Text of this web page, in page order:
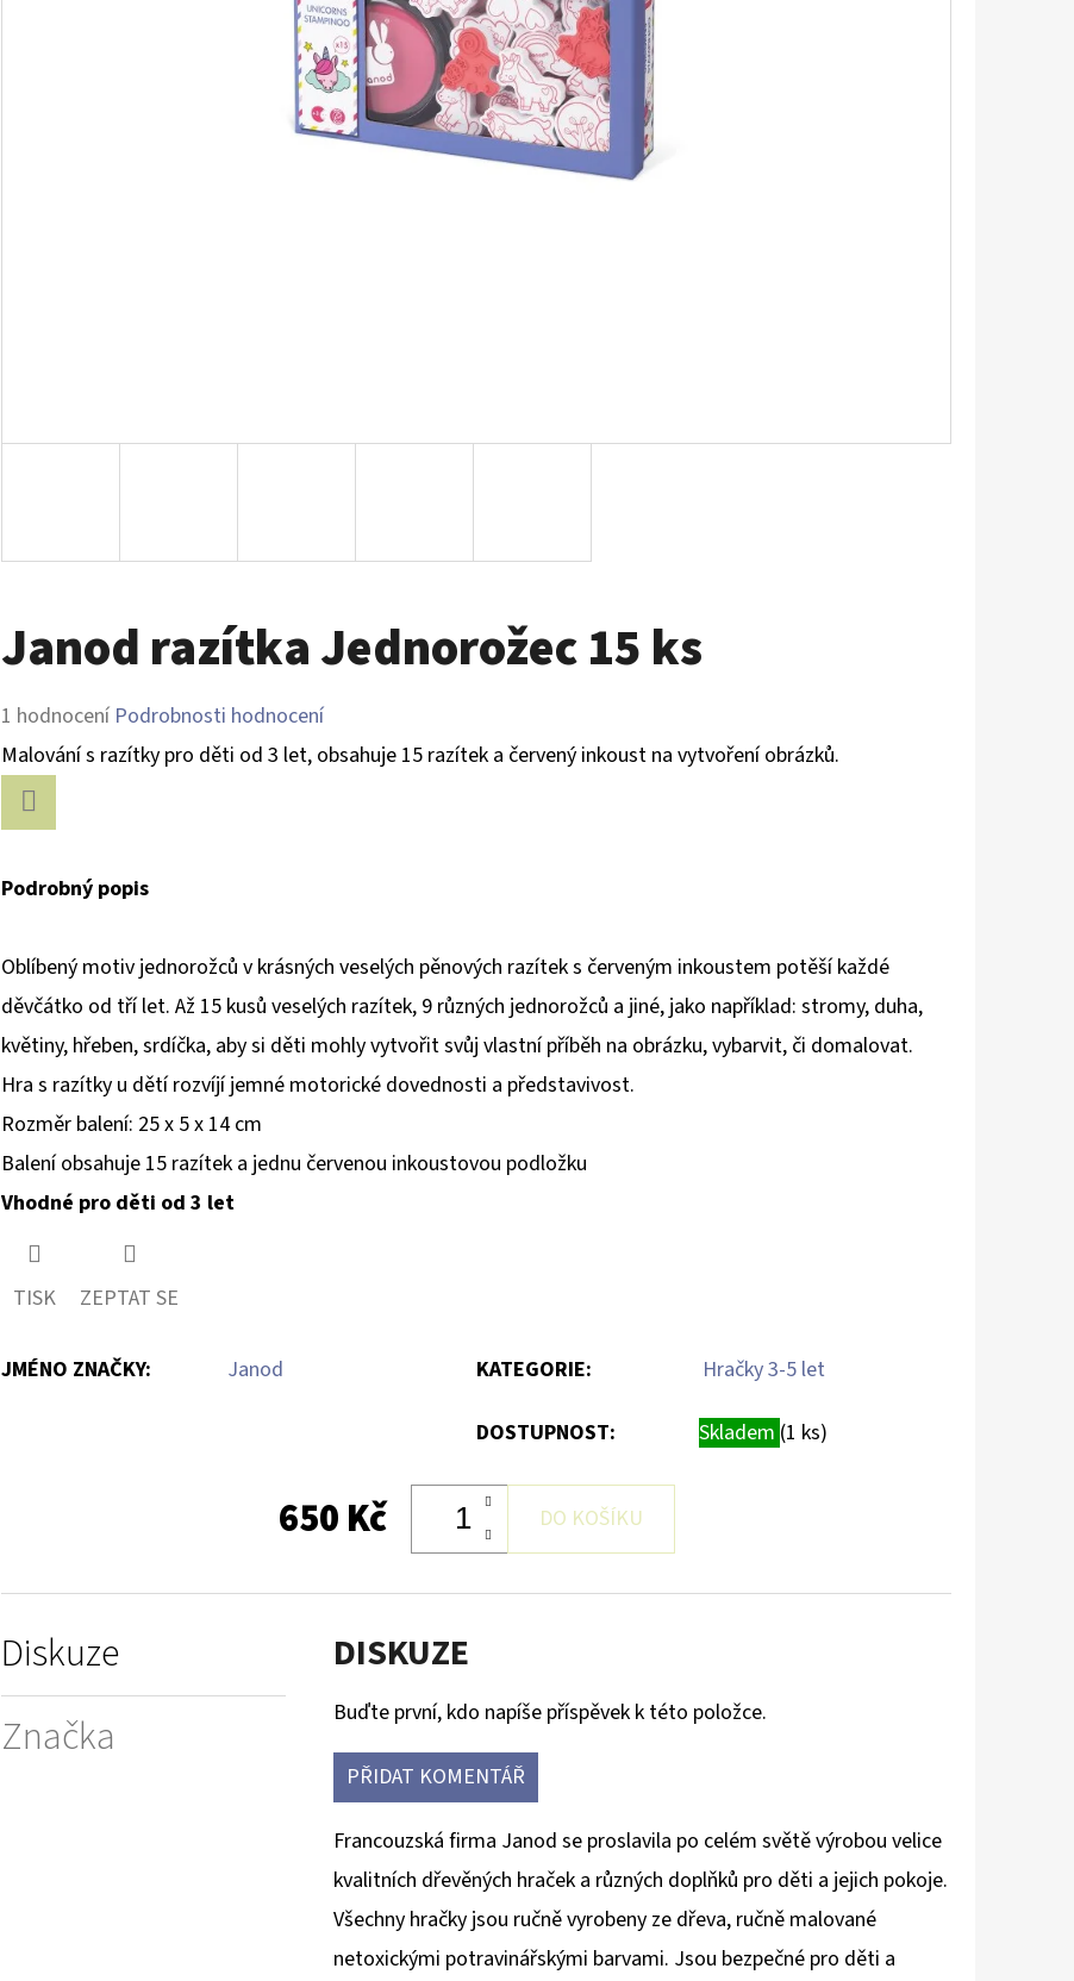
Janod razítka Jednorožec 15 ks
Průměrné
hodnocení
produktu
je
hvězdiček.
1 hodnocení Podrobnosti hodnocení
Malování s razítky pro děti od 3 let, obsahuje 15 razítek a červený inkoust na vytvoření obrázků.
Podrobný popis
Oblíbený motiv jednorožců v krásných veselých pěnových razítek s červeným inkoustem potěší každé
děvčátko od tří let. Až 15 kusů veselých razítek, 9 různých jednorožců a jiné, jako například: stromy, duha,
květiny, hřeben, srdíčka, aby si děti mohly vytvořit svůj vlastní příběh na obrázku, vybarvit, či domalovat.
Hra s razítky u dětí rozvíjí jemné motorické dovednosti a představivost.
Rozměr balení: 25 x 5 x 14 cm
Balení obsahuje 15 razítek a jednu červenou inkoustovou podložku
Vhodné pro děti od 3 let
TISK ZEPTAT SE
JMÉNO ZNAČKY: Janod KATEGORIE: Hračky 3-5 let
DOSTUPNOST: Skladem (1 ks)
650 Kč DO KOŠÍKU
Diskuze
Značka
DISKUZE
Buďte první, kdo napíše příspěvek k této položce.
PŘIDAT KOMENTÁŘ
Francouzská firma Janod se proslavila po celém světě výrobou velice
kvalitních dřevěných hraček a různých doplňků pro děti a jejich pokoje.
Všechny hračky jsou ručně vyrobeny ze dřeva, ručně malované
netoxickými potravinářskými barvami. Jsou bezpečné pro děti a
MULTIFUNKČNÍ HOLDER MATCHSTICK MONKEY MAGNA-TILES MAGNETICKÁ STAVEBNICE RAIL
RACERS – 33 DÍLŮ
1 250 Kč